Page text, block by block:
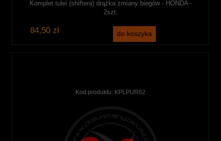
Komplet tulei (shiftera) drążka zmiany biegów - HONDA -
2szt.
84,50 zł do koszyka
Kod produktu: KPLPUR62